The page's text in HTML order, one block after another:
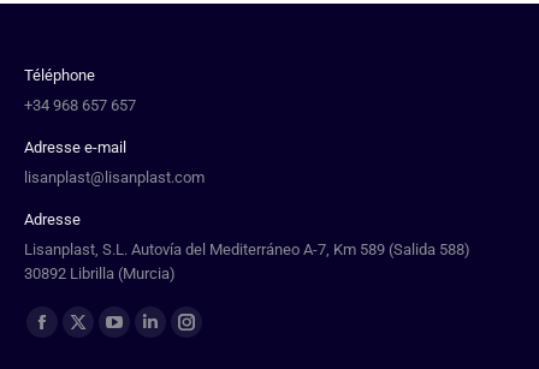
Téléphone
+34 968 657 657
Adresse e-mail
lisanplast@lisanplast.com
Adresse
Lisanplast, S.L. Autovía del Mediterráneo A-7, Km 589 (Salida 588)
30892 Librilla (Murcia)
Trouvez nous sur :